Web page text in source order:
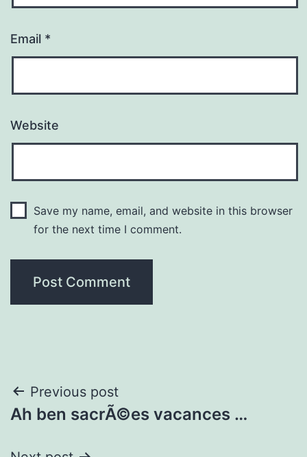
Email *
Website
Save my name, email, and website in this browser
for the next time I comment.
Post
navigation
Previous post
Ah ben sacrÃ©es vacances …